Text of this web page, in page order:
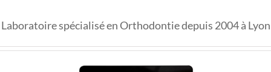
Laboratoire spécialisé en Orthodontie depuis 2004 à Lyon